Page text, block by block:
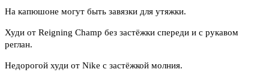
На капюшоне могут быть завязки для утяжки.
Худи от Reigning Champ без застёжки спереди и с рукавом
реглан.
Недорогой худи от Nike с застёжкой молния.